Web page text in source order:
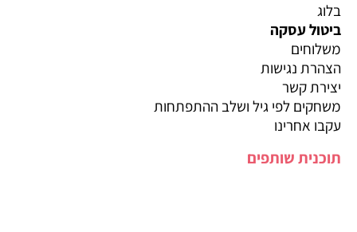
בלוג
ביטול עסקה
משלוחים
הצהרת נגישות
יצירת קשר
משחקים לפי גיל ושלב ההתפתחות
עקבו אחרינו
תוכנית שותפים